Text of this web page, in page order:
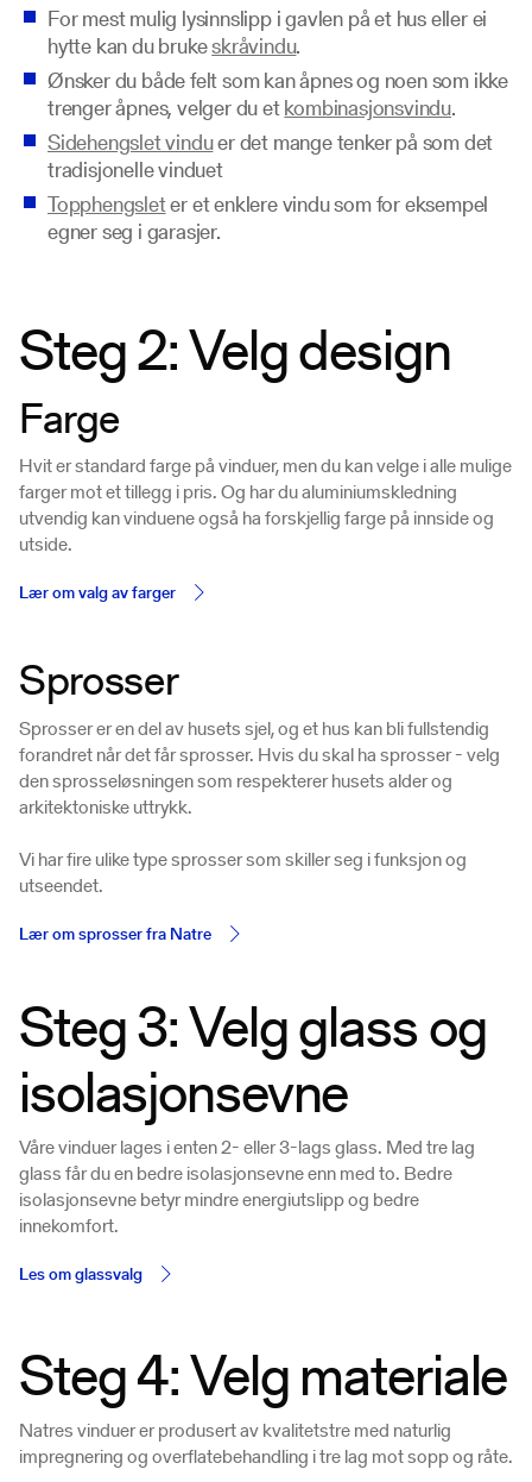
For mest mulig lysinnslipp i gavlen på et hus eller ei
hytte kan du brukeskråvindu.
Ønsker du både felt som kan åpnes og noen som ikke
trenger åpnes, velger du etkombinasjonsvindu.
Sidehengslet vinduer det mange tenker på som det
tradisjonelle vinduet
Topphengsleter et enklere vindu som for eksempel
egner seg i garasjer.
Steg 2: Velg design
Farge
Hvit er standard farge på vinduer, men du kan velge i alle mulige
farger mot et tillegg i pris. Og har du aluminiumskledning
utvendig kan vinduene også ha forskjellig farge på innside og
utside.
Lær om valg av farger
Sprosser
Sprosser er en del av husets sjel, og et hus kan bli fullstendig
forandret når det får sprosser. Hvis du skal ha sprosser - velg
den sprosseløsningen som respekterer husets alder og
arkitektoniske uttrykk.
Vi har fire ulike type sprosser som skiller seg i funksjon og
utseendet.
Lær om sprosser fra Natre
Steg 3: Velg glass og
isolasjonsevne
Våre vinduer lages i enten 2- eller 3-lags glass. Med tre lag
glass får du en bedre isolasjonsevne enn med to. Bedre
isolasjonsevne betyr mindre energiutslipp og bedre
innekomfort.
Les om glassvalg
Steg 4: Velg materiale
Natres vinduer er produsert av kvalitetstre med naturlig
impregnering og overflatebehandling i tre lag mot sopp og råte.